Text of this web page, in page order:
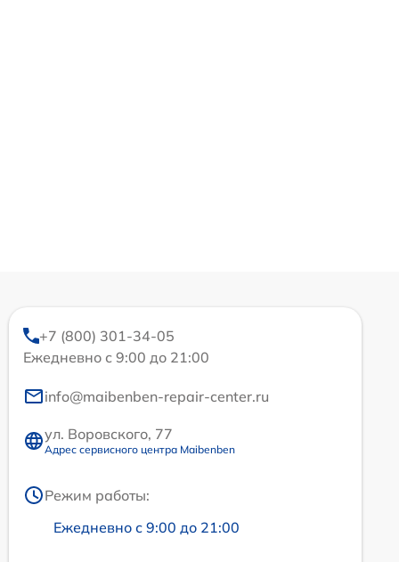
+7 (800) 301-34-05
Ежедневно с 9:00 до 21:00
info@maibenben-repair-center.ru
ул. Воровского, 77
Адрес сервисного центра Maibenben
Режим работы:
Ежедневно с 9:00 до 21:00